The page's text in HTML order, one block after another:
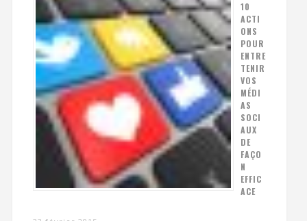
10
ACTI
ONS
POUR
ENTRE
TENIR
VOS
MÉDI
AS
SOCI
AUX
DE
FAÇO
N
EFFIC
ACE